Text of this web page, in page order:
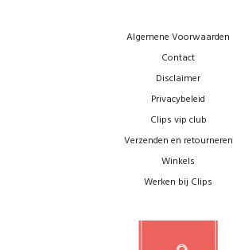
Algemene Voorwaarden
Contact
Disclaimer
Privacybeleid
Clips vip club
Verzenden en retourneren
Winkels
Werken bij Clips